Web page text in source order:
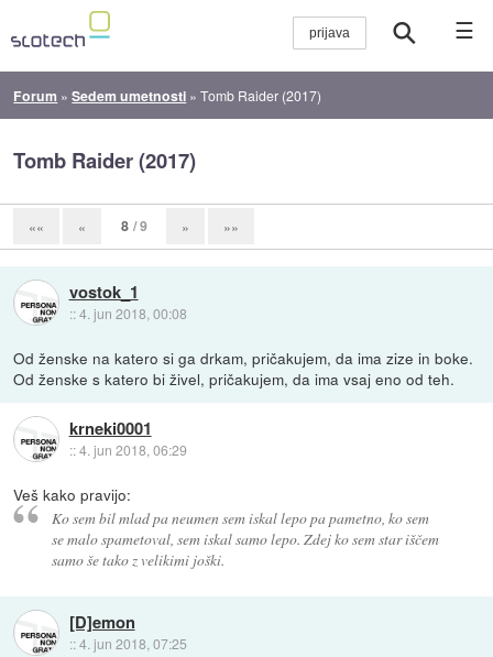
☰
Forum »Sedem umetnosti »Tomb Raider (2017)
Tomb Raider (2017)
«« « 8 / 9 » »»
vostok_1
::4. jun 2018, 00:08
Od ženske na katero si ga drkam, pričakujem, da ima zize in boke.
Od ženske s katero bi živel, pričakujem, da ima vsaj eno od teh.
krneki0001
::4. jun 2018, 06:29
Veš kako pravijo:
Ko sem bil mlad pa neumen sem iskal lepo pa pametno, ko sem
se malo spametoval, sem iskal samo lepo. Zdej ko sem star iščem
samo še tako z velikimi joški.
[D]emon
::4. jun 2018, 07:25